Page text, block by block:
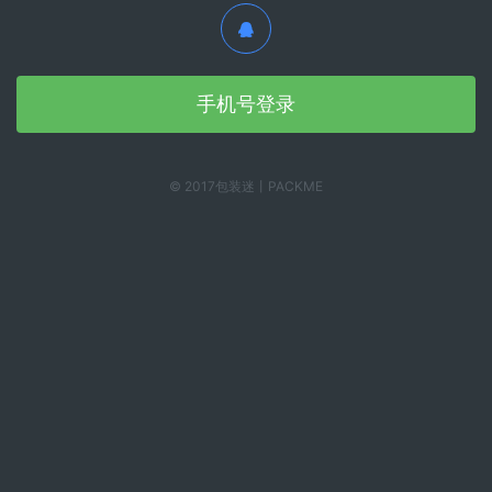
手机号登录
© 2017包装迷丨PACKME